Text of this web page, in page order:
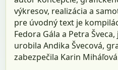
výkresov, realizácia a
pre úvodný text je
Fedora Gála a Petra
urobila Andika Švecová,
zabezpečila Karin